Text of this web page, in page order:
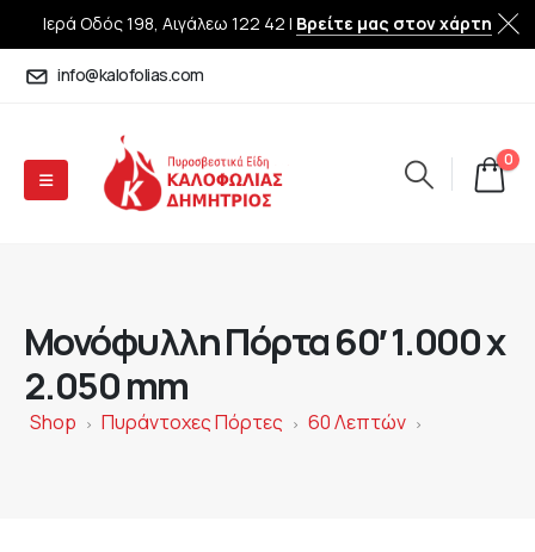
Ιερά Οδός 198, Αιγάλεω 122 42 | Βρείτε μας στον χάρτη
info@kalofolias.com
0
Μονόφυλλη Πόρτα 60′ 1.000 x
2.050 mm
Shop > Πυράντοχες Πόρτες > 60 Λεπτών >